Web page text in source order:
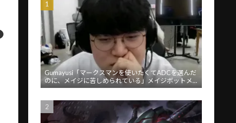
Gumayusi「マークスマンを使いたくてADCを選んだ
のに、メイジに苦しめられている」メイジボットメ
タに苦言